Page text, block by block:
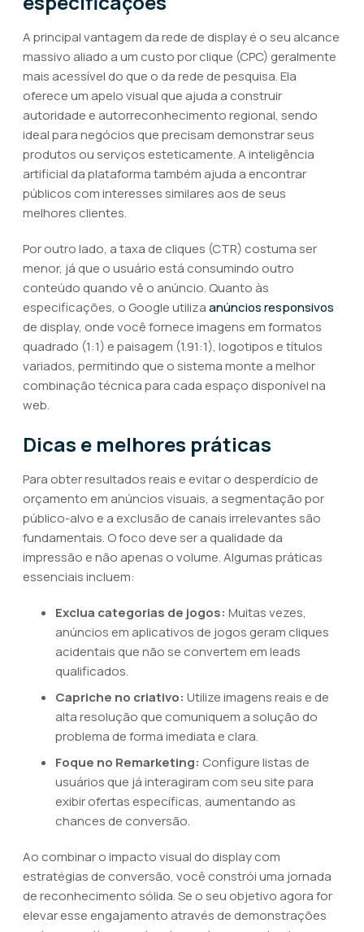
A principal vantagem da rede de display é o seu alcance
massivo aliado a um custo por clique (CPC) geralmente
mais acessível do que o da rede de pesquisa. Ela
oferece um apelo visual que ajuda a construir
autoridade e autorreconhecimento regional, sendo
ideal para negócios que precisam demonstrar seus
produtos ou serviços esteticamente. A inteligência
artificial da plataforma também ajuda a encontrar
públicos com interesses similares aos de seus
melhores clientes.
Por outro lado, a taxa de cliques (CTR) costuma ser
menor, já que o usuário está consumindo outro
conteúdo quando vê o anúncio. Quanto às
especificações, o Google utilizaanúncios responsivos
de display, onde você fornece imagens em formatos
quadrado (1:1) e paisagem (1.91:1), logotipos e títulos
variados, permitindo que o sistema monte a melhor
combinação técnica para cada espaço disponível na
web.
Dicas e melhores práticas
Para obter resultados reais e evitar o desperdício de
orçamento em anúncios visuais, a segmentação por
público-alvo e a exclusão de canais irrelevantes são
fundamentais. O foco deve ser a qualidade da
impressão e não apenas o volume. Algumas práticas
essenciais incluem:
Exclua categorias de jogos: Muitas vezes,
anúncios em aplicativos de jogos geram cliques
acidentais que não se convertem em leads
qualificados.
Capriche no criativo: Utilize imagens reais e de
alta resolução que comuniquem a solução do
problema de forma imediata e clara.
Foque no Remarketing: Configure listas de
usuários que já interagiram com seu site para
exibir ofertas específicas, aumentando as
chances de conversão.
Ao combinar o impacto visual do display com
estratégias de conversão, você constrói uma jornada
de reconhecimento sólida. Se o seu objetivo agora for
elevar esse engajamento através de demonstrações